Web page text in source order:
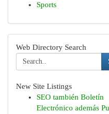
Sports
Web Directory Search
New Site Listings
SEO también Boletín
Electrónico además